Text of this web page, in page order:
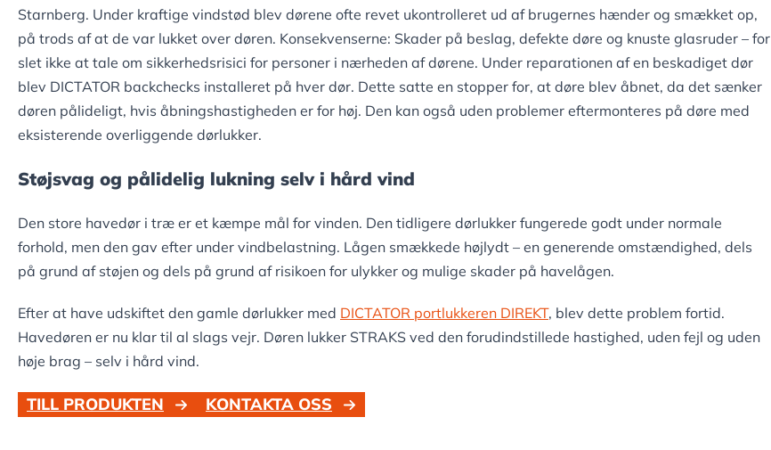
Starnberg. Under kraftige vindstød blev dørene ofte revet ukontrolleret ud af brugernes hænder og smækket op,
på trods af at de var lukket over døren. Konsekvenserne: Skader på beslag, defekte døre og knuste glasruder – for
slet ikke at tale om sikkerhedsrisici for personer i nærheden af ​​dørene. Under reparationen af ​​en beskadiget dør
blev DICTATOR backchecks installeret på hver dør. Dette satte en stopper for, at døre blev åbnet, da det sænker
døren pålideligt, hvis åbningshastigheden er for høj. Den kan også uden problemer eftermonteres på døre med
eksisterende overliggende dørlukker.
Støjsvag og pålidelig lukning selv i hård vind
Den store havedør i træ er et kæmpe mål for vinden. Den tidligere dørlukker fungerede godt under normale
forhold, men den gav efter under vindbelastning. Lågen smækkede højlydt – en generende omstændighed, dels
på grund af støjen og dels på grund af risikoen for ulykker og mulige skader på havelågen.
Efter at have udskiftet den gamle dørlukker med DICTATOR portlukkeren DIREKT, blev dette problem fortid.
Havedøren er nu klar til al slags vejr. Døren lukker STRAKS ved den forudindstillede hastighed, uden fejl og uden
høje brag – selv i hård vind.
TILL PRODUKTEN KONTAKTA OSS